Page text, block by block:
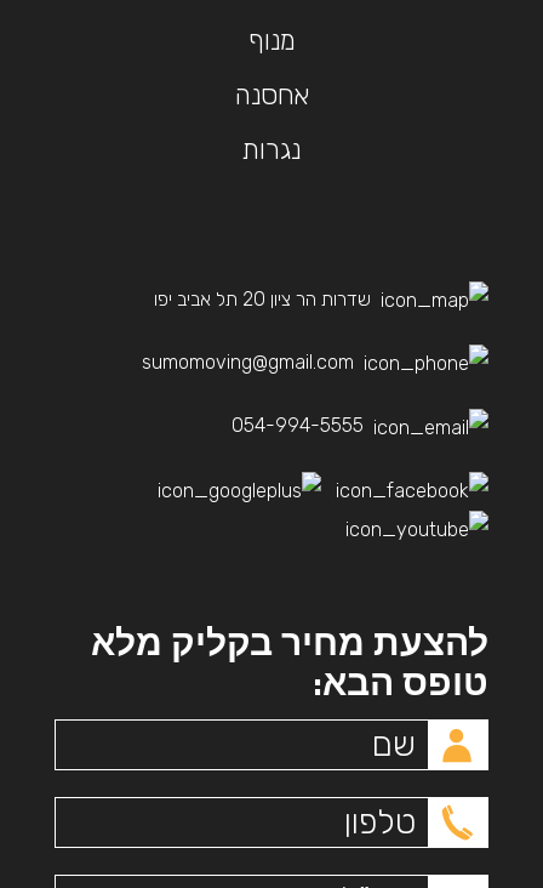
מנוף
אחסנה
נגרות
שדרות הר ציון 20 תל אביב יפו
sumomoving@gmail.com
054-994-5555
להצעת מחיר בקליק מלא
טופס הבא: